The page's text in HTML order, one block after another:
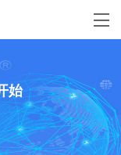
始